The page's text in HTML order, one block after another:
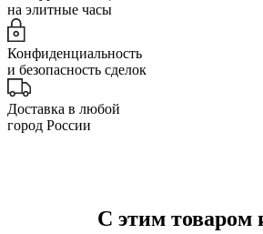
на элитные часы
Конфиденциальность
и безопасность сделок
Доставка в любой
город России
С этим товаром